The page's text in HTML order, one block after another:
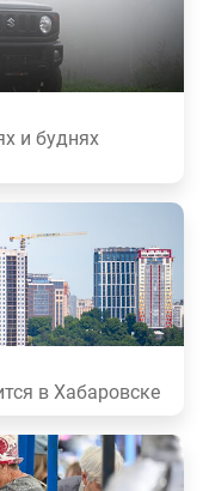
и буднях
в Хабаровске